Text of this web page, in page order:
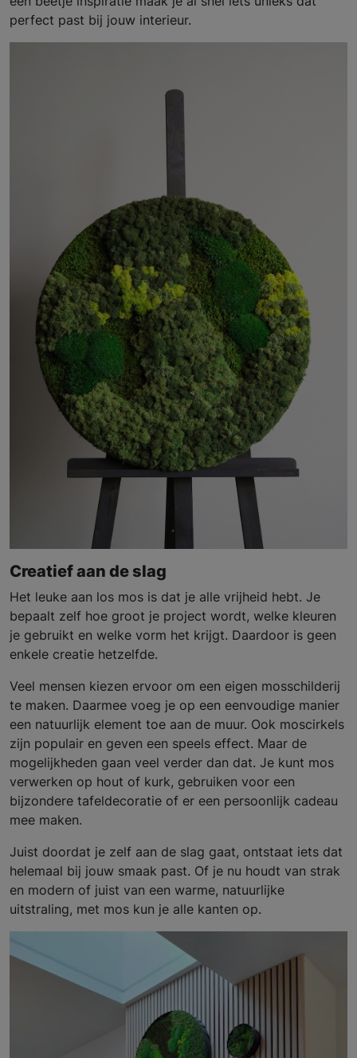
perfect past bij jouw interieur.
Creatief aan de slag
Het leuke aan los mos is dat je alle vrijheid hebt. Je
bepaalt zelf hoe groot je project wordt, welke kleuren
je gebruikt en welke vorm het krijgt. Daardoor is geen
enkele creatie hetzelfde.
Veel mensen kiezen ervoor om een eigen mosschilderij
te maken. Daarmee voeg je op een eenvoudige manier
een natuurlijk element toe aan de muur. Ook moscirkels
zijn populair en geven een speels effect. Maar de
mogelijkheden gaan veel verder dan dat. Je kunt mos
verwerken op hout of kurk, gebruiken voor een
bijzondere tafeldecoratie of er een persoonlijk cadeau
mee maken.
Juist doordat je zelf aan de slag gaat, ontstaat iets dat
helemaal bij jouw smaak past. Of je nu houdt van strak
en modern of juist van een warme, natuurlijke
uitstraling, met mos kun je alle kanten op.